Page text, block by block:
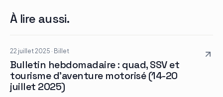
À lire aussi.
22 juillet 2025 · Billet
Bulletin hebdomadaire : quad, SSV et
tourisme d’aventure motorisé (14-20
juillet 2025)